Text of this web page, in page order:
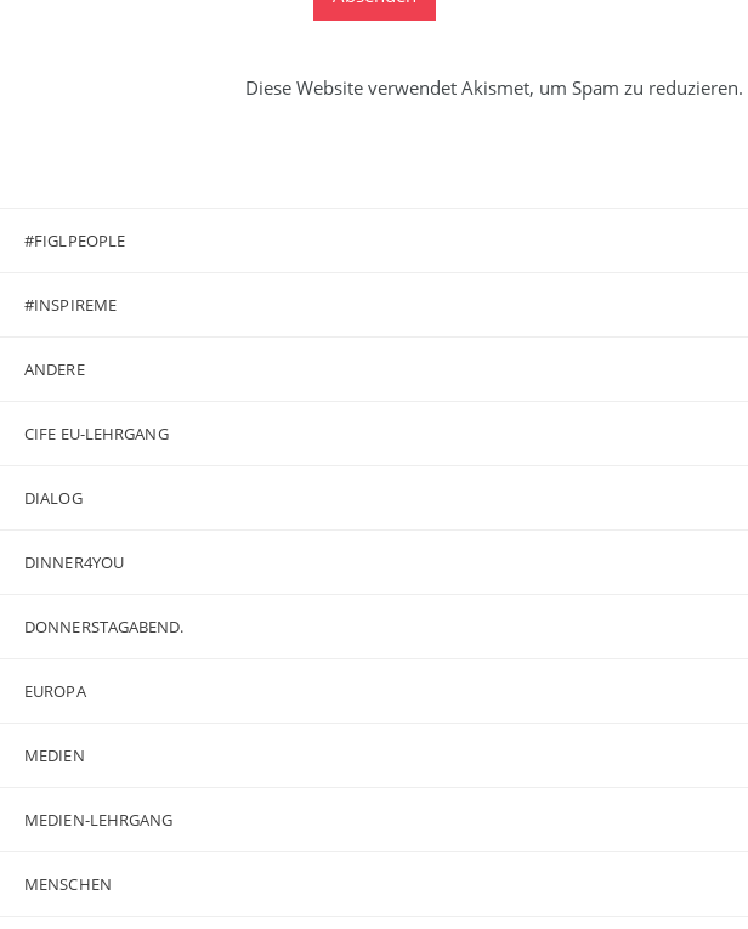
Diese Website verwendet Akismet, um Spam zu reduzieren.
#FIGLPEOPLE
#INSPIREME
ANDERE
CIFE EU-LEHRGANG
DIALOG
DINNER4YOU
DONNERSTAGABEND.
EUROPA
MEDIEN
MEDIEN-LEHRGANG
MENSCHEN